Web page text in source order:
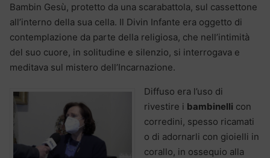
Bambin Gesù, protetto da una scarabattola, sul cassettone
all’interno della sua cella. Il Divin Infante era oggetto di
contemplazione da parte della religiosa, che nell’intimità
del suo cuore, in solitudine e silenzio, si interrogava e
meditava sul mistero dell’Incarnazione.
Diffuso era l’uso di
rivestire i bambinelli con
corredini, spesso ricamati
o di adornarli con gioielli in
corallo, in ossequio alla